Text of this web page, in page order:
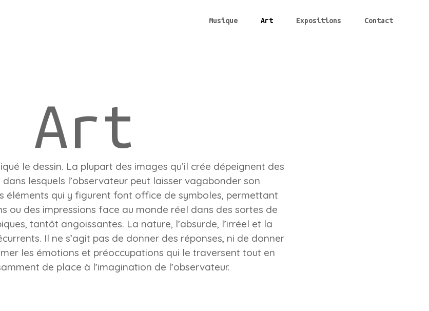
Musique Art Expositions Contact
Art
le dessin. La plupart des images qu’il crée dépeignent des
lesquels l’observateur peut laisser vagabonder son
éléments qui y figurent font office de symboles, permettant
ou des impressions face au monde réel dans des sortes de
tantôt angoissantes. La nature, l’absurde, l’irréel et la
Il ne s’agit pas de donner des réponses, ni de donner
les émotions et préoccupations qui le traversent tout en
de place à l’imagination de l’observateur.